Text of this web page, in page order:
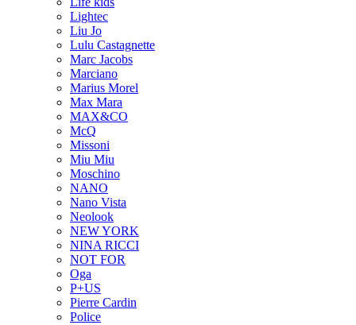
Lightec
Liu Jo
Lulu Castagnette
Marc Jacobs
Marciano
Marius Morel
Max Mara
MAX&CO
McQ
Missoni
Miu Miu
Moschino
NANO
Nano Vista
Neolook
NEW YORK
NINA RICCI
NOT FOR
Oga
P+US
Pierre Cardin
Police